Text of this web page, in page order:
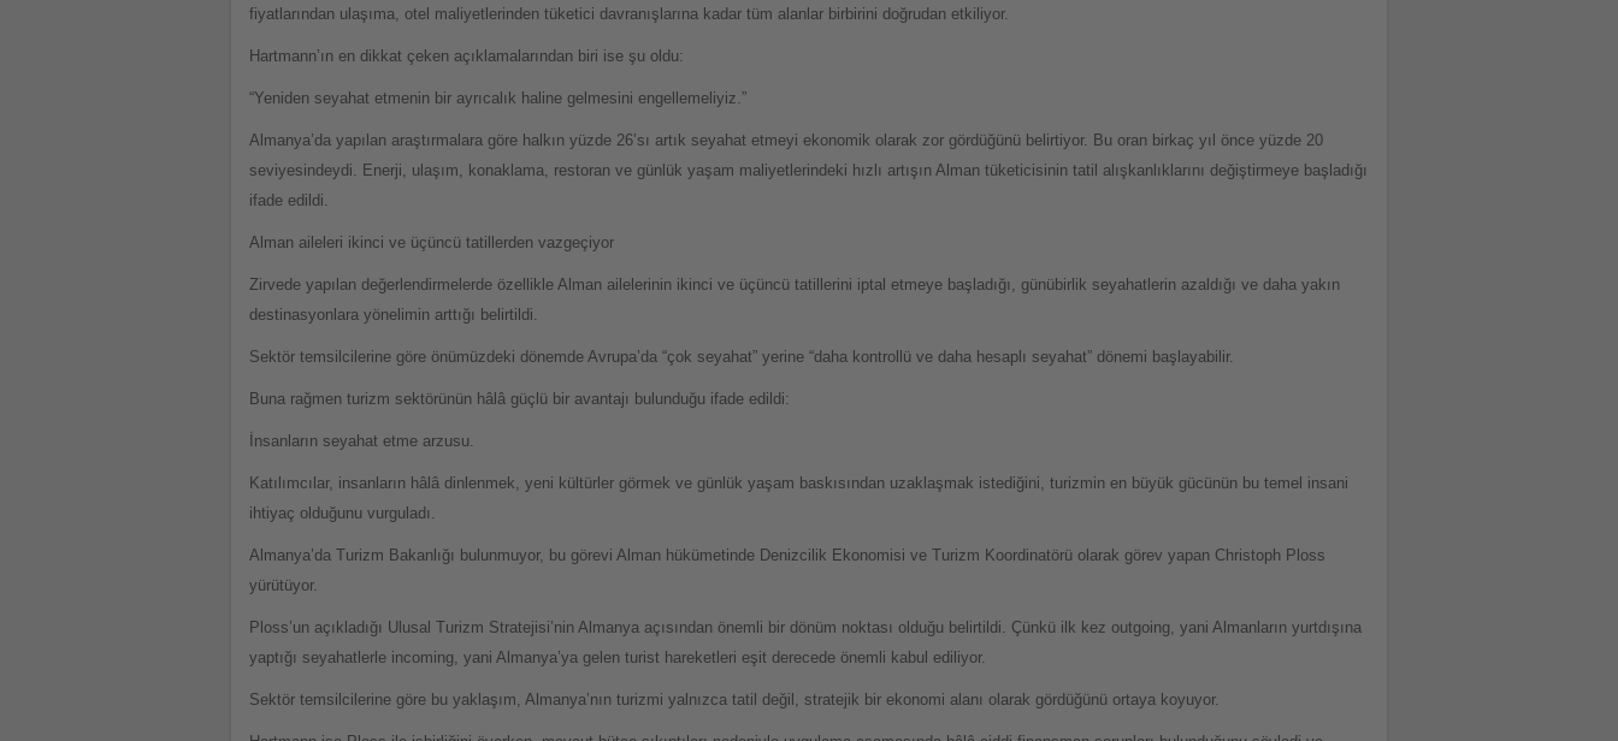
fiyatlarından ulaşıma, otel maliyetlerinden tüketici davranışlarına kadar tüm alanlar birbirini doğrudan etkiliyor.
Hartmann’ın en dikkat çeken açıklamalarından biri ise şu oldu:
“Yeniden seyahat etmenin bir ayrıcalık haline gelmesini engellemeliyiz.”
Almanya’da yapılan araştırmalara göre halkın yüzde 26’sı artık seyahat etmeyi ekonomik olarak zor gördüğünü belirtiyor. Bu oran birkaç yıl önce yüzde 20
seviyesindeydi. Enerji, ulaşım, konaklama, restoran ve günlük yaşam maliyetlerindeki hızlı artışın Alman tüketicisinin tatil alışkanlıklarını değiştirmeye başladığı
ifade edildi.
Alman aileleri ikinci ve üçüncü tatillerden vazgeçiyor
Zirvede yapılan değerlendirmelerde özellikle Alman ailelerinin ikinci ve üçüncü tatillerini iptal etmeye başladığı, günübirlik seyahatlerin azaldığı ve daha yakın
destinasyonlara yönelimin arttığı belirtildi.
Sektör temsilcilerine göre önümüzdeki dönemde Avrupa’da “çok seyahat” yerine “daha kontrollü ve daha hesaplı seyahat” dönemi başlayabilir.
Buna rağmen turizm sektörünün hâlâ güçlü bir avantajı bulunduğu ifade edildi:
İnsanların seyahat etme arzusu.
Katılımcılar, insanların hâlâ dinlenmek, yeni kültürler görmek ve günlük yaşam baskısından uzaklaşmak istediğini, turizmin en büyük gücünün bu temel insani
ihtiyaç olduğunu vurguladı.
Almanya’da Turizm Bakanlığı bulunmuyor, bu görevi Alman hükümetinde Denizcilik Ekonomisi ve Turizm Koordinatörü olarak görev yapan Christoph Ploss
yürütüyor.
Ploss’un açıkladığı Ulusal Turizm Stratejisi’nin Almanya açısından önemli bir dönüm noktası olduğu belirtildi. Çünkü ilk kez outgoing, yani Almanların yurtdışına
yaptığı seyahatlerle incoming, yani Almanya’ya gelen turist hareketleri eşit derecede önemli kabul ediliyor.
Sektör temsilcilerine göre bu yaklaşım, Almanya’nın turizmi yalnızca tatil değil, stratejik bir ekonomi alanı olarak gördüğünü ortaya koyuyor.